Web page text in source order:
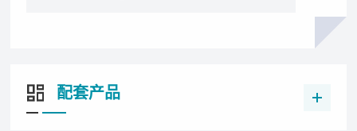
配套产品